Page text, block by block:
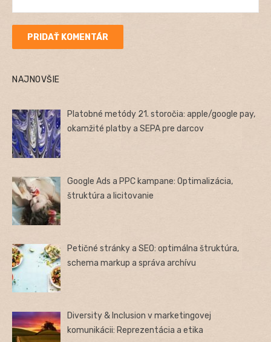
NAJNOVŠIE
Platobné metódy 21. storočia: apple/google pay,
okamžité platby a SEPA pre darcov
Google Ads a PPC kampane: Optimalizácia,
štruktúra a licitovanie
Petičné stránky a SEO: optimálna štruktúra,
schema markup a správa archívu
Diversity & Inclusion v marketingovej
komunikácii: Reprezentácia a etika